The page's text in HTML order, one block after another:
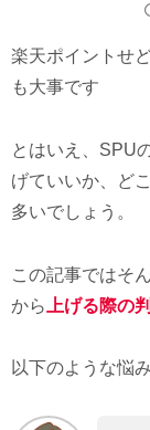
楽天ポイントせ
も大事です
とはいえ、SPU
げていいか、ど
多いでしょう。
この記事ではそ
から
上げる際の
以下のような悩